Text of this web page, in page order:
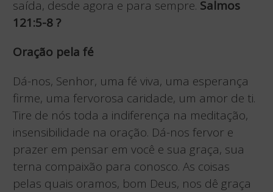
saída, desde agora e para sempre. Salmos
121:5-8?
Oração pela fé
Dá-nos, Senhor, uma fé viva, uma esperança
firme, uma fervorosa caridade, um amor de ti.
Tire de nós toda a indiferença na meditação,
insensibilidade na oração. Dá-nos fervor e
prazer em pensar em você e sua graça, sua
terna compaixão para conosco. As coisas
pelas quais oramos, bom Deus, nos dê graça